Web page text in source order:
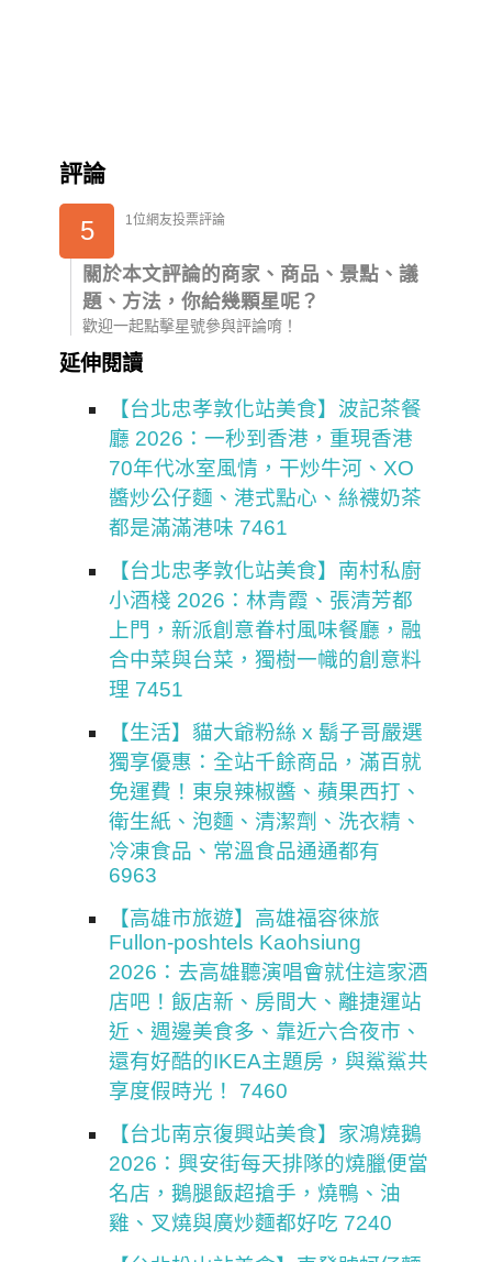
評論
5 1位網友投票評論
關於本文評論的商家、商品、景點、議
題、方法，你給幾顆星呢？
歡迎一起點擊星號參與評論唷！
延伸閱讀
【台北忠孝敦化站美食】波記茶餐
廳 2026：一秒到香港，重現香港
70年代冰室風情，干炒牛河、XO
醬炒公仔麵、港式點心、絲襪奶茶
都是滿滿港味 7461
【台北忠孝敦化站美食】南村私廚
小酒棧 2026：林青霞、張清芳都
上門，新派創意眷村風味餐廳，融
合中菜與台菜，獨樹一幟的創意料
理 7451
【生活】貓大爺粉絲 x 鬍子哥嚴選
獨享優惠：全站千餘商品，滿百就
免運費！東泉辣椒醬、蘋果西打、
衛生紙、泡麵、清潔劑、洗衣精、
冷凍食品、常溫食品通通都有
6963
【高雄市旅遊】高雄福容徠旅
Fullon-poshtels Kaohsiung
2026：去高雄聽演唱會就住這家酒
店吧！飯店新、房間大、離捷運站
近、週邊美食多、靠近六合夜市、
還有好酷的IKEA主題房，與鯊鯊共
享度假時光！ 7460
【台北南京復興站美食】家鴻燒鵝
2026：興安街每天排隊的燒臘便當
名店，鵝腿飯超搶手，燒鴨、油
雞、叉燒與廣炒麵都好吃 7240